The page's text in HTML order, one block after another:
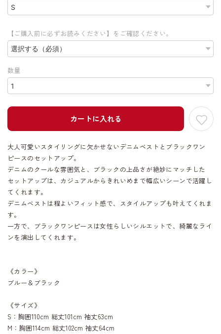
【ご購入前に必ずお読みください】をご確認ください。
数量
カートに入れる
大人可愛いスタイリングに欠かせないデニムベストとブラックワン
ピースのセットアップ。
デニムのクールな雰囲気と、ブラックの上品さが絶妙にマッチした
セットアップは、カジュアルからきれいめまで幅広いシーンで活躍し
てくれます。
デニムベストは程よいフィット感で、スタイルアップも叶えてくれま
す。
一方で、ブラックワンピースは女性らしいシルエットで、綺麗なライ
ンを演出してくれます。
《カラー》
ブルー＆ブラック
《サイズ》
S：胸囲110cm 総丈101cm 袖丈63cm
M：胸囲114cm 総丈102cm 袖丈64cm